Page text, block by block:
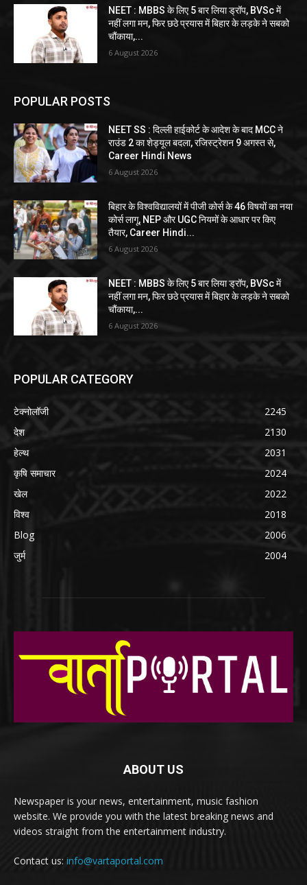
NEET : MBBS के लिए 5 बार लिया ड्रॉप, BVSc में
नहीं लगा मन, फिर छठे प्रयास में बिहार के लड़के ने सबको
चौंकाया,...
6 August 2026
POPULAR POSTS
NEET SS : दिल्ली हाईकोर्ट के आदेश के बाद MCC ने
राउंड 2 का शेड्यूल बदला, रजिस्ट्रेशन 9 अगस्त से,
Career Hindi News
6 August 2026
बिहार के विश्वविद्यालयों में पीजी कोर्स के 46 विषयों का नया
कोर्स लागू, NEP और UGC नियमों के आधार पर किए
तैयार, Career Hindi...
6 August 2026
NEET : MBBS के लिए 5 बार लिया ड्रॉप, BVSc में
नहीं लगा मन, फिर छठे प्रयास में बिहार के लड़के ने सबको
चौंकाया,...
6 August 2026
POPULAR CATEGORY
टेक्नोलॉजी
2245
देश
2130
हेल्थ
2031
कृषि समाचार
2024
खेल
2022
विश्व
2018
Blog
2006
जुर्म
2004
ABOUT US
Newspaper is your news, entertainment, music fashion
website. We provide you with the latest breaking news and
videos straight from the entertainment industry.
Contact us: info@vartaportal.com